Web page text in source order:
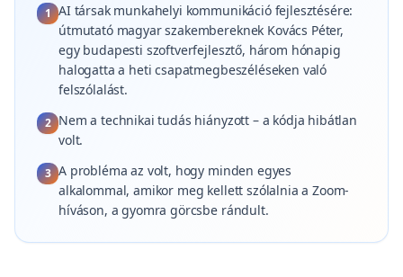
1 AI társak munkahelyi kommunikáció fejlesztésére:
útmutató magyar szakembereknek Kovács Péter,
egy budapesti szoftverfejlesztő, három hónapig
halogatta a heti csapatmegbeszéléseken való
felszólalást.
2 Nem a technikai tudás hiányzott – a kódja hibátlan
volt.
3 A probléma az volt, hogy minden egyes
alkalommal, amikor meg kellett szólalnia a Zoom-
híváson, a gyomra görcsbe rándult.